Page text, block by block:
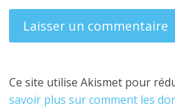
Ce site utilise Akismet pour
savoir plus sur comment les